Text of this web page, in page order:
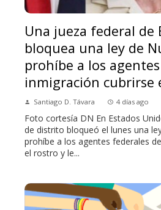
Una jueza federal de
bloquea una ley de
prohíbe a los
inmigración cubrirse
Santiago D. Távara 4 días ago
Foto cortesía DN En Estados
de distrito bloqueó el lunes una
prohíbe a los agentes federales
el rostro y le...